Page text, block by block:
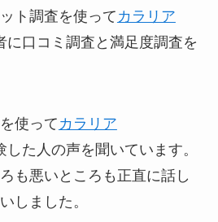
ト調査を使って カラリア
に口コミ調査と満足度調査を
使って カラリア
した人の声を聞いています。
も悪いところも正直に話し
しました。